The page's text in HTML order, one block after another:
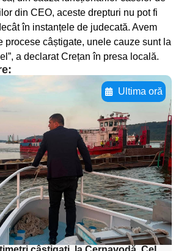
din CEO, aceste drepturi nu pot fi
în instanțele de judecată. Avem
procese câștigate, unele cauze sunt la
a declarat Crețan în presa locală.
Ultima oră
aici textul pentru
aici
aici
aici
subti